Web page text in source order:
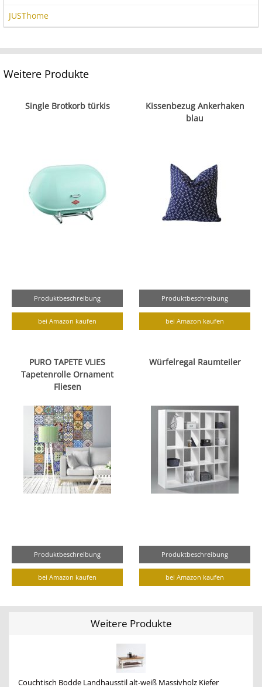
JUSThome
Weitere Produkte
Single Brotkorb türkis
Produktbeschreibung
bei Amazon kaufen
Kissenbezug Ankerhaken
blau
Produktbeschreibung
bei Amazon kaufen
PURO TAPETE VLIES
Tapetenrolle Ornament
Fliesen
Produktbeschreibung
bei Amazon kaufen
Würfelregal Raumteiler
Produktbeschreibung
bei Amazon kaufen
Weitere Produkte
Couchtisch Bodde Landhausstil alt-weiß Massivholz Kiefer